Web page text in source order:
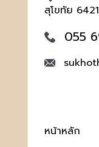
สุโขทัย
055
หน้าหลัก